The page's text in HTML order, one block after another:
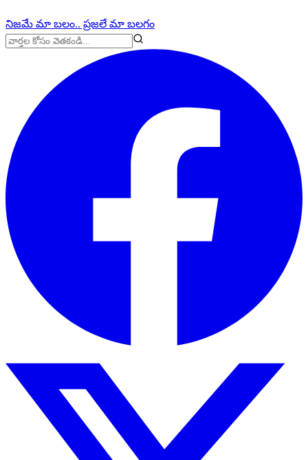
నిజమే మా బలం.. ప్రజలే మా బలగం